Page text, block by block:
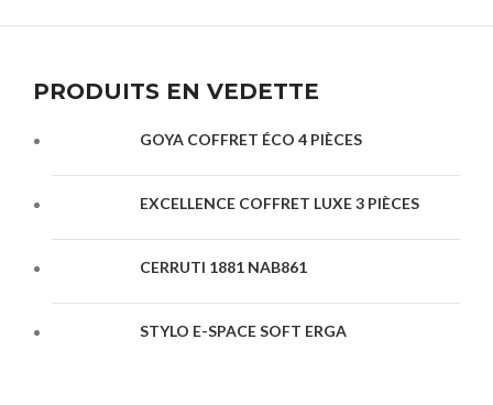
PRODUITS EN VEDETTE
GOYA COFFRET ÉCO 4 PIÈCES
EXCELLENCE COFFRET LUXE 3 PIÈCES
CERRUTI 1881 NAB861
STYLO E-SPACE SOFT ERGA